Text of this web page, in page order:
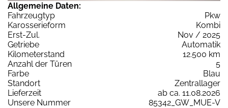
Allgemeine Daten:
Fahrzeugtyp
Pkw
Karosserieform
Kombi
Erst-Zul.
Nov / 2025
Getriebe
Automatik
Kilometerstand
12.500 km
Anzahl der Türen
5
Farbe
Blau
Standort
Zentrallager
Lieferzeit
ab ca. 11.08.2026
Unsere Nummer
85342_GW_MUE-V